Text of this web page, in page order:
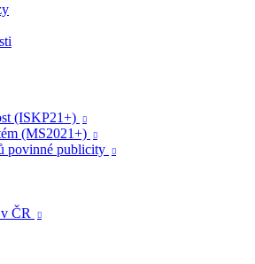
(ISKP21+)

(MS2021+) 
povinné publicity 
ČR 